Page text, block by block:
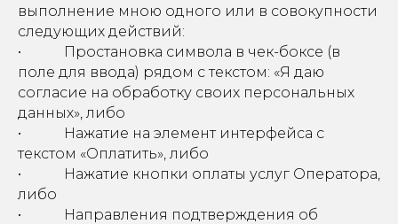
выполнение мною одного или в совокупности
следующих действий:
• Простановка символа в чек-боксе (в
поле для ввода) рядом с текстом: «Я даю
согласие на обработку своих персональных
данных», либо
• Нажатие на элемент интерфейса с
текстом «Оплатить», либо
• Нажатие кнопки оплаты услуг Оператора,
либо
• Направления подтверждения об